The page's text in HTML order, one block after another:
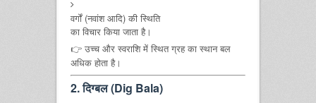
वर्गों (नवांश आदि) की स्थिति
का विचार किया जाता है।
👉 उच्च और स्वराशि में स्थित ग्रह का स्थान बल
अधिक होता है।
2. दिग्बल (Dig Bala)